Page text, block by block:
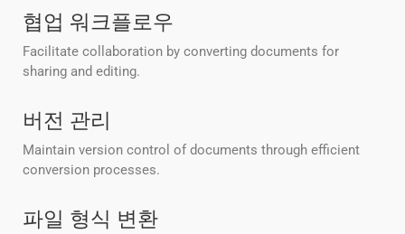
협업 워크플로우
Facilitate collaboration by converting documents for
sharing and editing.
버전 관리
Maintain version control of documents through efficient
conversion processes.
파일 형식 변환